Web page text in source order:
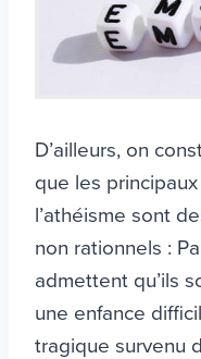
D’ailleurs, on
que les
l’athéisme sont
non rationnels :
admettent qu’ils
une enfance
tragique survenu